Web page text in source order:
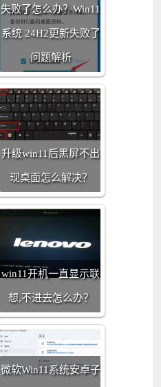
失败了怎么办？Win11
系统 24H2更新失败了
问题解析
升级win11后黑屏不出
现桌面怎么解决？
win11开机一直显示联
想,不进去怎么办？
微软Win11系统安卓子